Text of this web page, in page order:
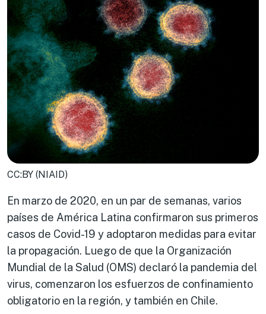
CC:BY (NIAID)
En marzo de 2020, en un par de semanas, varios
países de América Latina confirmaron sus primeros
casos de Covid-19 y adoptaron medidas para evitar
la propagación. Luego de que la Organización
Mundial de la Salud (OMS) declaró la pandemia del
virus, comenzaron los esfuerzos de confinamiento
obligatorio en la región, y también en Chile.